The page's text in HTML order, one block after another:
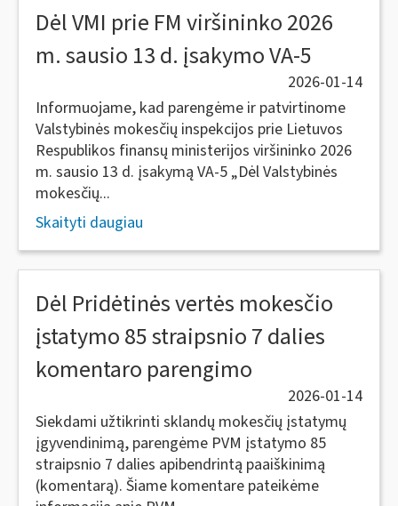
Dėl VMI prie FM viršininko 2026
m. sausio 13 d. įsakymo VA-5
2026-01-14
Informuojame, kad parengėme ir patvirtinome
Valstybinės mokesčių inspekcijos prie Lietuvos
Respublikos finansų ministerijos viršininko 2026
m. sausio 13 d. įsakymą VA-5 „Dėl Valstybinės
mokesčių...
Skaityti daugiau
Dėl Pridėtinės vertės mokesčio
įstatymo 85 straipsnio 7 dalies
komentaro parengimo
2026-01-14
Siekdami užtikrinti sklandų mokesčių įstatymų
įgyvendinimą, parengėme PVM įstatymo 85
straipsnio 7 dalies apibendrintą paaiškinimą
(komentarą). Šiame komentare pateikėme